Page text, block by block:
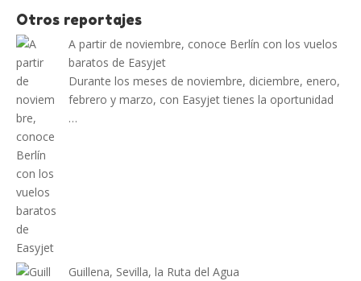
Otros reportajes
A partir de noviembre, conoce Berlín con los vuelos
baratos de Easyjet
Durante los meses de noviembre, diciembre, enero,
febrero y marzo, con Easyjet tienes la oportunidad
…
Guillena, Sevilla, la Ruta del Agua